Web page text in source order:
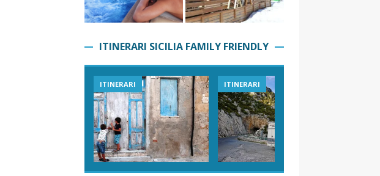
ITINERARI SICILIA FAMILY FRIENDLY
ITINERARI ITINERARI